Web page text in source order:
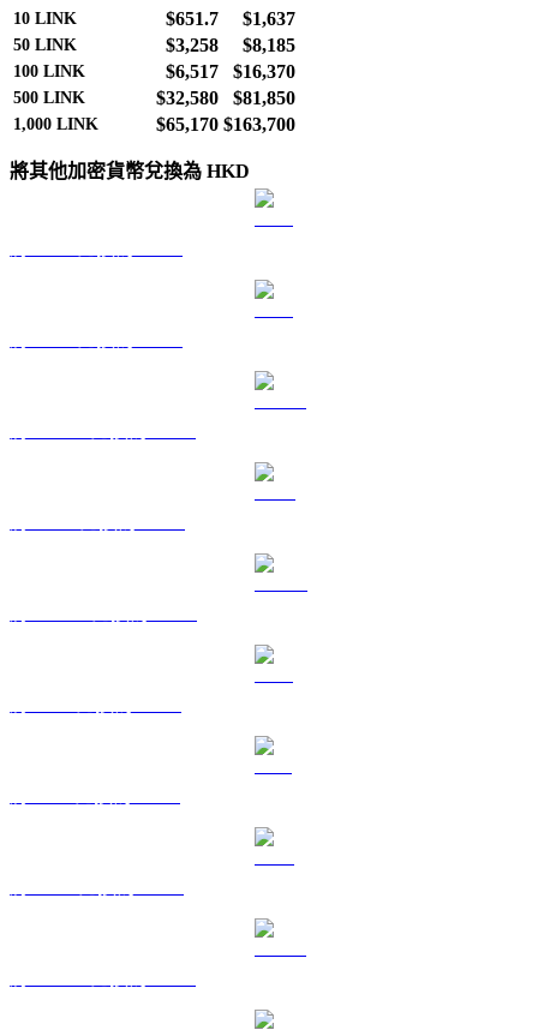
10 LINK $651.7 $1,637
50 LINK $3,258 $8,185
100 LINK $6,517 $16,370
500 LINK $32,580 $81,850
1,000 LINK $65,170 $163,700
將其他加密貨幣兌換為 HKD